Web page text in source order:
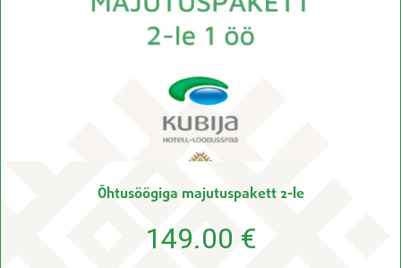
Õhtusöögiga majutuspakett 2-le
149.00 €